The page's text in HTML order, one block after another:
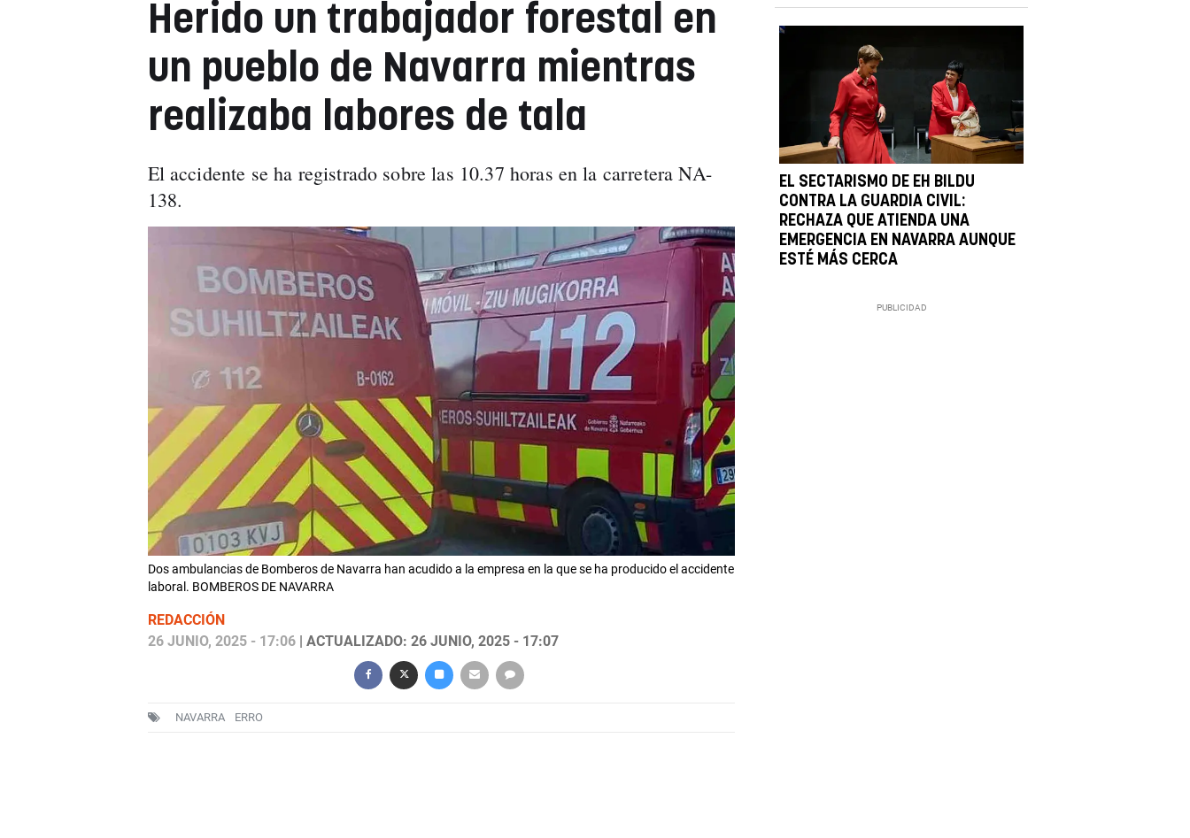
Herido un trabajador forestal en
un pueblo de Navarra mientras
realizaba labores de tala
El accidente se ha registrado sobre las 10.37 horas en la carretera NA-
138.
Dos ambulancias de Bomberos de Navarra han acudido a la empresa en la que se ha producido el accidente
laboral. BOMBEROS DE NAVARRA
REDACCIÓN
26 JUNIO, 2025 - 17:06| ACTUALIZADO: 26 JUNIO, 2025 - 17:07
NAVARRA ERRO
EL SECTARISMO DE EH BILDU
CONTRA LA GUARDIA CIVIL:
RECHAZA QUE ATIENDA UNA
EMERGENCIA EN NAVARRA AUNQUE
ESTÉ MÁS CERCA